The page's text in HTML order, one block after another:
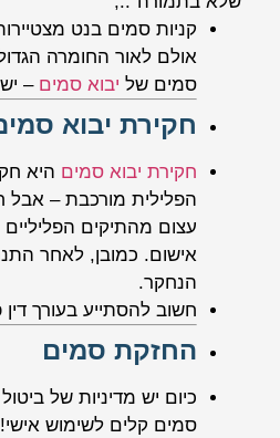
קניות סמים בנט
אולם לאור החומרה
סמים של יבוא סמים –
חקירת יבוא
חקירת יבוא סמים היא
הפלילית מורכבת –
עצום מהתיקים הפליליים
אישום. כמובן, לאחר
הנחקר.
חשוב להסתייע בעורך
החזקת סמים
כיום יש מדיניות של
סמים קלים לשימוש